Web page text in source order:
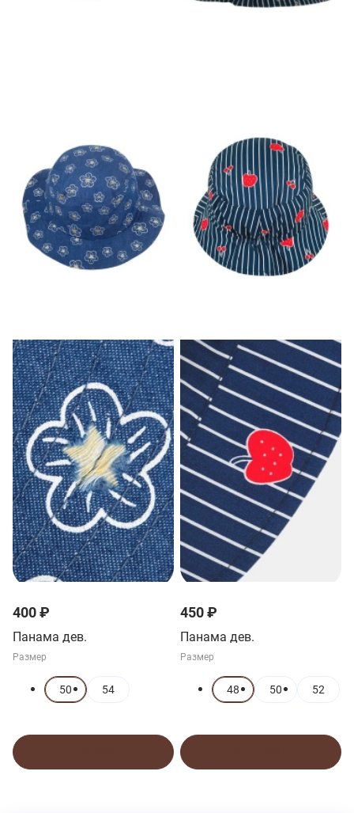
400 ₽
Панама дев.
Размер
50 54
450 ₽
Панама дев.
Размер
48 50 52